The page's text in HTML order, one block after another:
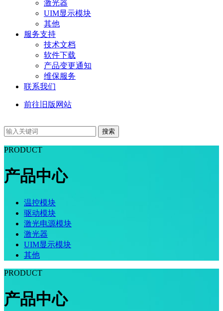
激光器
UIM显示模块
其他
服务支持
技术文档
软件下载
产品变更通知
维保服务
联系我们
前往旧版网站
搜索
PRODUCT
产品中心
温控模块
驱动模块
激光电源模块
激光器
UIM显示模块
其他
PRODUCT
产品中心